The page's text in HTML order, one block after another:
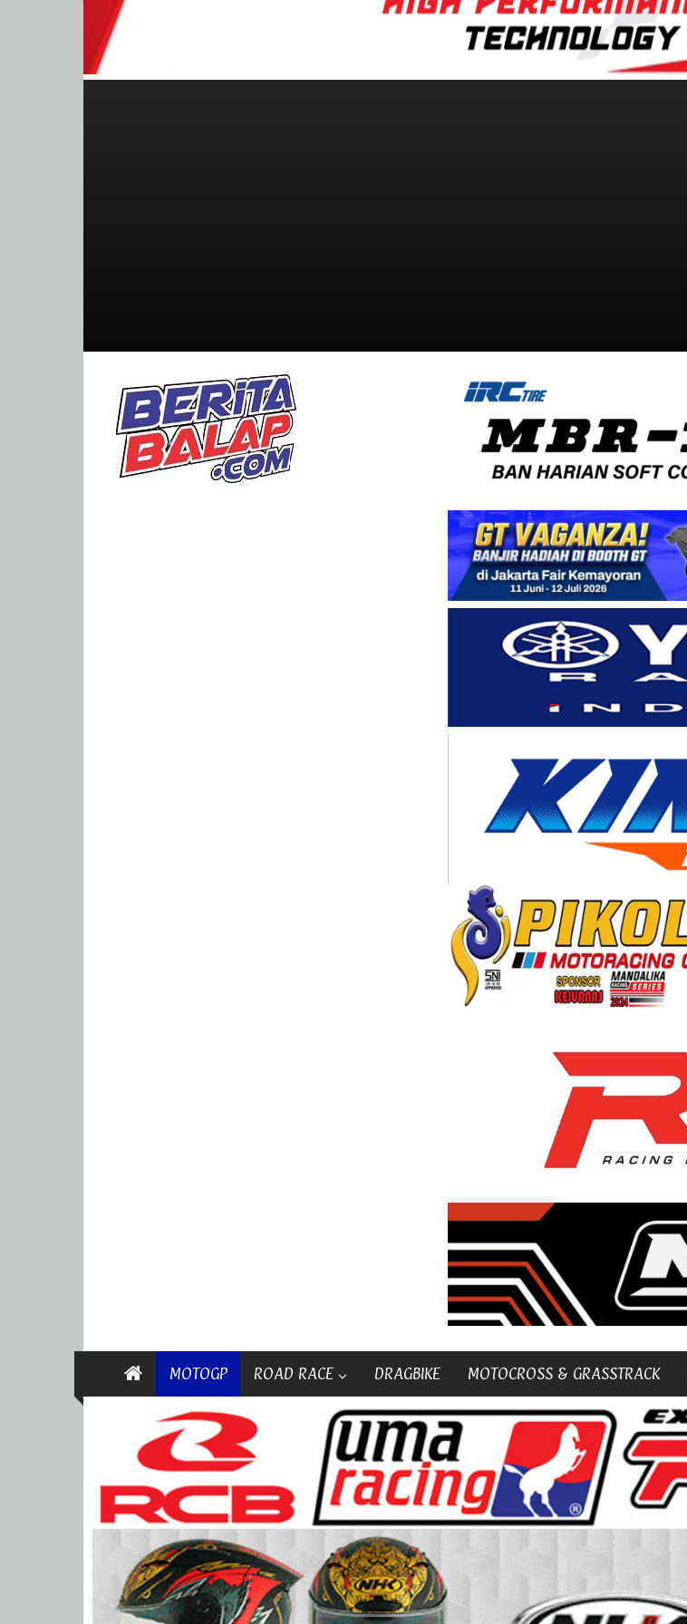
BeritaBalap.com
Portal
Berita
Balap
Paling
MOTOGP ROAD RACE DRAGBIKE MOTOCROSS & GRASSTRACK